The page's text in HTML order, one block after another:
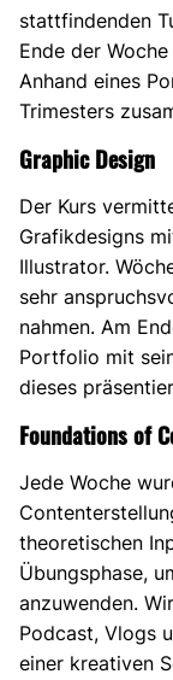
stattfindenden
Ende der
Anhand eines
Trimesters
Graphic Design
Der Kurs
Grafikdesigns
Illustrator.
sehr
nahmen. Am
Portfolio mit
dieses
Foundations of
Jede Woche
theoretischen
Übungsphase,
anzuwenden.
Podcast, Vlogs
einer kreativen